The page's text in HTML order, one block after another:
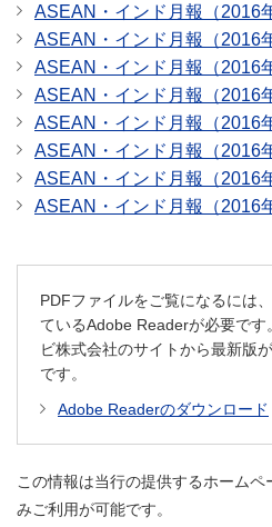
ASEAN・インド月報（2016
ASEAN・インド月報（2016
ASEAN・インド月報（2016
ASEAN・インド月報（2016
ASEAN・インド月報（2016
ASEAN・インド月報（2016
ASEAN・インド月報（2016
ASEAN・インド月報（2016
PDFファイルをご覧になるには
ているAdobe Readerが必要です
ビ株式会社のサイトから最新版
です。
Adobe Readerのダウンロード
この情報は当行の提供するホーム
みご利用が可能です。